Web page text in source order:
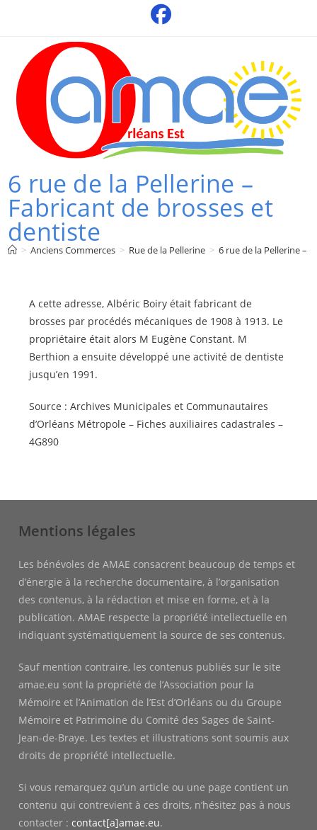
6 rue de la Pellerine –
Fabricant de brosses et
dentiste
> Anciens Commerces > Rue de la Pellerine > 6 rue de la Pellerine –
A cette adresse, Albéric Boiry était fabricant de
brosses par procédés mécaniques de 1908 à 1913. Le
propriétaire était alors M Eugène Constant. M
Berthion a ensuite développé une activité de dentiste
jusqu’en 1991.
Source : Archives Municipales et Communautaires
d’Orléans Métropole – Fiches auxiliaires cadastrales –
4G890
Mentions légales
Les bénévoles de AMAE consacrent beaucoup de temps et
d’énergie à la recherche documentaire, à l’organisation
des contenus, à la rédaction et mise en forme, et à la
publication. AMAE respecte la propriété intellectuelle en
indiquant systématiquement la source de ses contenus.
Sauf mention contraire, les contenus publiés sur le site
amae.eu sont la propriété de l’Association pour la
Mémoire et l’Animation de l’Est d’Orléans ou du Groupe
Mémoire et Patrimoine du Comité des Sages de Saint-
Jean-de-Braye. Les textes et illustrations sont soumis aux
droits de propriété intellectuelle.
Si vous remarquez qu’un article ou une page contient un
contenu qui contrevient à ces droits, n’hésitez pas à nous
contacter :contact[a]amae.eu.